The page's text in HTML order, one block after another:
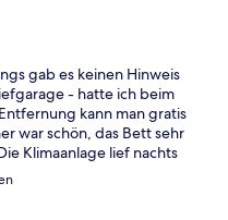
gab es keinen Hinweis
- hatte ich beim
kann man gratis
war schön, das Bett sehr
Klimaanlage lief nachts
wirklich gut. 3
eine gelbe. Senf, obwohl